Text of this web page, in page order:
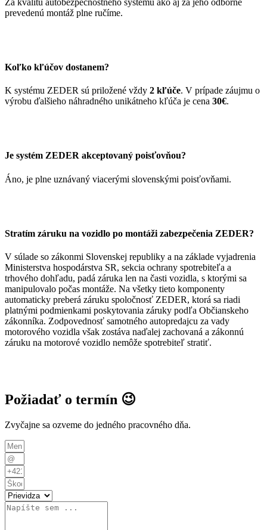
prevedenú montáž plne ručíme.
Koľko kľúčov dostanem?
K systému ZEDER sú priložené vždy 2 kľúče. V prípade záujmu o
výrobu ďalšieho náhradného unikátneho kľúča je cena 30€.
Je systém ZEDER akceptovaný poisťovňou?
Áno, je plne uznávaný viacerými slovenskými poisťovňami.
Stratím záruku na vozidlo po montáži zabezpečenia ZEDER?
V súlade so zákonmi Slovenskej republiky a na základe vyjadrenia
Ministerstva hospodárstva SR, sekcia ochrany spotrebiteľa a
trhového dohľadu, padá záruka len na časti vozidla, s ktorými sa
manipulovalo počas montáže. Na všetky tieto komponenty
automaticky preberá záruku spoločnosť ZEDER, ktorá sa riadi
platnými podmienkami poskytovania záruky podľa Občianskeho
zákonníka. Zodpovednosť samotného autopredajcu za vady
motorového vozidla však zostáva naďalej zachovaná a zákonnú
záruku na motorové vozidlo nemôže spotrebiteľ stratiť.
Požiadať o termín 😉
Zvyčajne sa ozveme do jedného pracovného dňa.